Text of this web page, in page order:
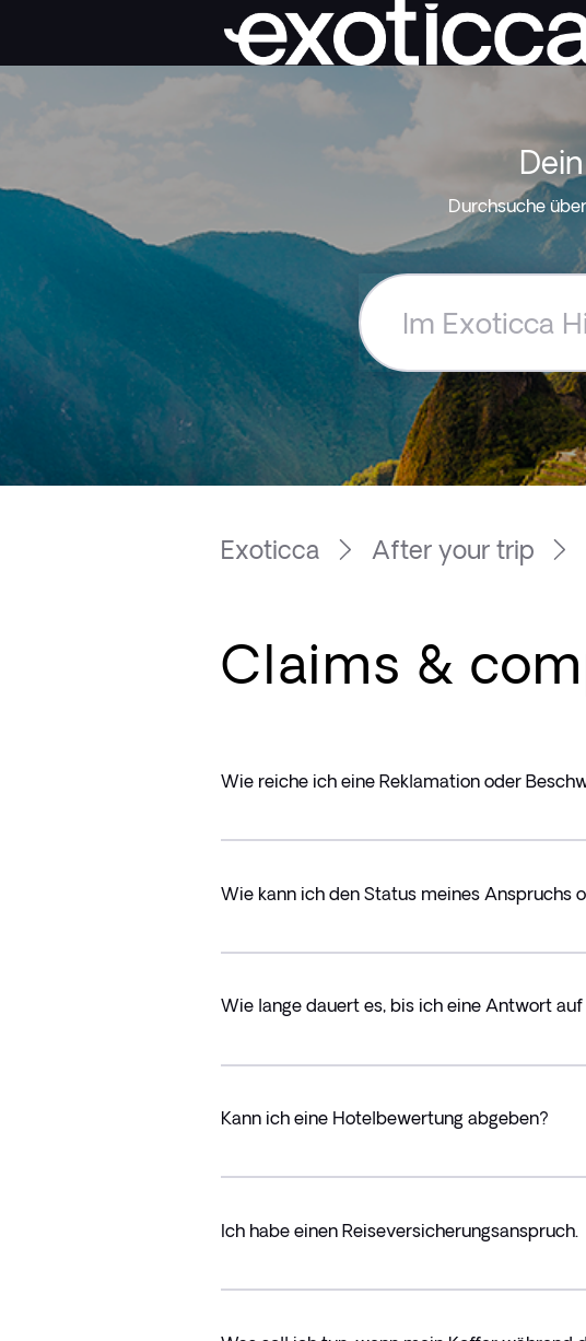
Durchsuche
Hilfe-
Center
suchen
Exoticca After your trip
Claims &
Wie reiche ich eine Reklamation oder
Wie kann ich den Status meines Anspruchs
Wie lange dauert es, bis ich eine Antwort
Kann ich eine Hotelbewertung abgeben?
Ich habe einen Reiseversicherungsanspruch.